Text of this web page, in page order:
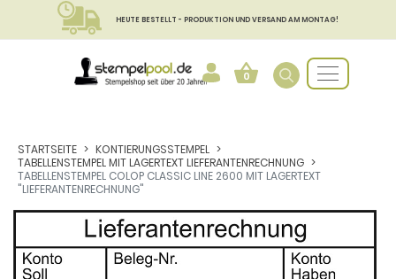
HEUTE BESTELLT - PRODUKTION UND VERSAND AM MONTAG!
0
STARTSEITE
KONTIERUNGSSTEMPEL
TABELLENSTEMPEL MIT LAGERTEXT LIEFERANTENRECHNUNG
TABELLENSTEMPEL COLOP CLASSIC LINE 2600 MIT LAGERTEXT
"LIEFERANTENRECHNUNG"